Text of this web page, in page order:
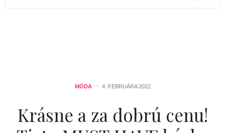
MÓDA 4. FEBRUÁRA 2022
Krásne a za dobrú cenu!